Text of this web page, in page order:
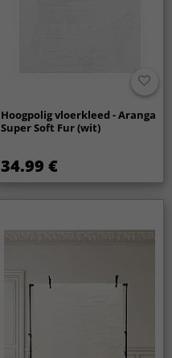
Hoogpolig vloerkleed - Aranga
Super Soft Fur (wit)
34.99 €